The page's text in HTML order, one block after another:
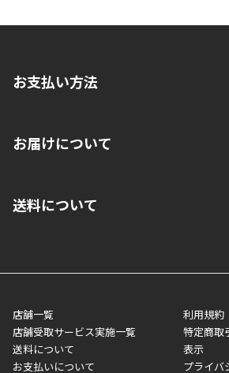
お支払い方法
いいただくことはできません。ご了承くだ
■代金引換(代引)※手数料がかかります
■商品によっては一部決済方法が使用でき
す。
お届けについて
ご注文が確認出来次第、1～4営業日に発送
業日にてお引渡しとなります。(離島など
メーカー直送品など一部商品については、
制限がかかる場合がございます。また発送
異なる場合がございます。対象商品の説明
い。
送料について
店舗一覧
店舗受取サービス実施一覧
送料について
お支払いについて
利用規約
特定商取
表示
プライバ